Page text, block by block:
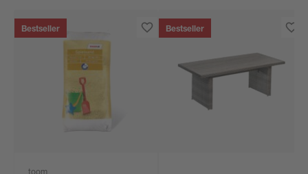
Bestseller Bestseller